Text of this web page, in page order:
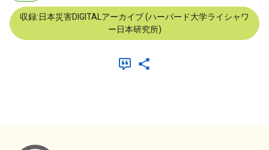
収録:日本災害DIGITALアーカイブ (ハーバード大学ライシャワ
ー日本研究所)